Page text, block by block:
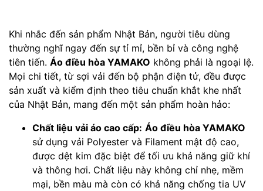
Khi nhắc đến sản phẩm Nhật Bản, người tiêu dùng
thường nghĩ ngay đến sự tỉ mỉ, bền bỉ và công nghệ
tiên tiến. Áo điều hòa YAMAKO không phải là ngoại lệ.
Mọi chi tiết, từ sợi vải đến bộ phận điện tử, đều được
sản xuất và kiểm định theo tiêu chuẩn khắt khe nhất
của Nhật Bản, mang đến một sản phẩm hoàn hảo:
Chất liệu vải áo cao cấp: Áo điều hòa YAMAKO
sử dụng vải Polyester và Filament mật độ cao,
được dệt kim đặc biệt để tối ưu khả năng giữ khí
và thông hơi. Chất liệu này không chỉ nhẹ, mềm
mại, bền màu mà còn có khả năng chống tia UV